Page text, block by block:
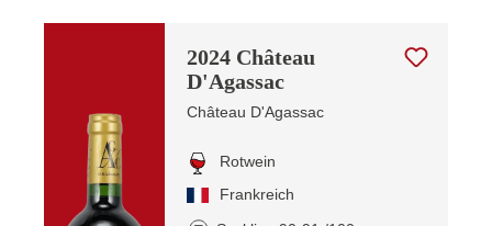
2024 Château
D'Agassac
Château D'Agassac
Rotwein
Frankreich